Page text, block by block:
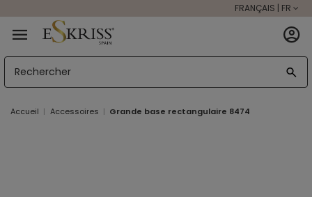
FRANÇAIS | FR
Accueil Accessoires Grande base rectangulaire 8474